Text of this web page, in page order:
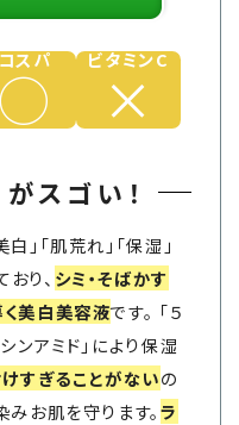
スパ
◯
ビタミンC
×
スゴい！
」「肌荒れ」「保湿」
り、 シミ・そばかす
美白美容液です。 「５
ンアミド」により保湿
すぎることがないの
みお肌を守ります。ラ